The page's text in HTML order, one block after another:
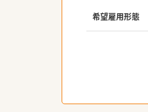
希望雇用形態